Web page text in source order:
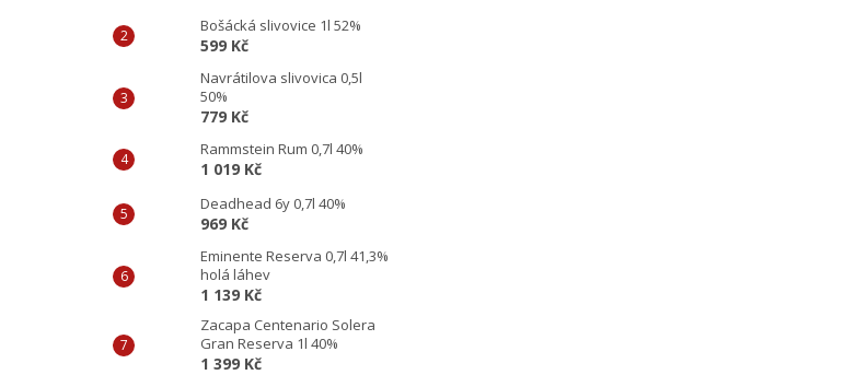
Bošácká slivovice 1l 52%
599 Kč
Navrátilova slivovica 0,5l
50%
779 Kč
Rammstein Rum 0,7l 40%
1 019 Kč
Deadhead 6y 0,7l 40%
969 Kč
Eminente Reserva 0,7l 41,3%
holá láhev
1 139 Kč
Zacapa Centenario Solera
Gran Reserva 1l 40%
1 399 Kč